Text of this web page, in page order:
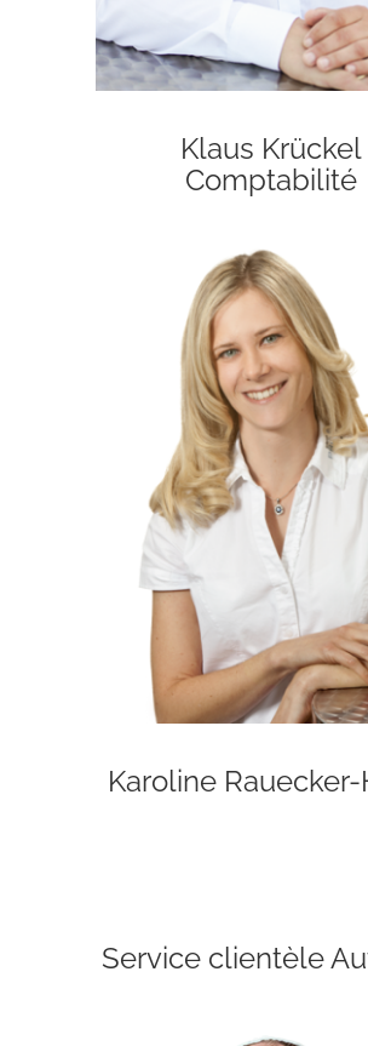
Klaus Krückel
Comptabilité
Karoline
Service clientèle